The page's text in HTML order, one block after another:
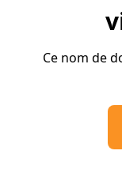
Ce nom de